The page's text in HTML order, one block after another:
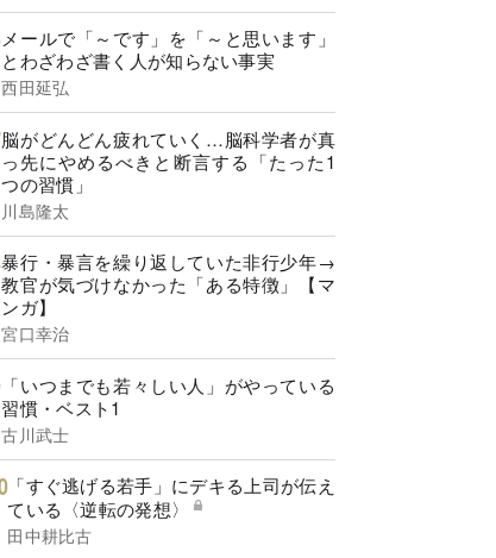
メールで「～です」を「～と思います」
とわざわざ書く人が知らない事実
西田延弘
脳がどんどん疲れていく…脳科学者が真
っ先にやめるべきと断言する「たった1
つの習慣」
川島隆太
暴行・暴言を繰り返していた非行少年→
教官が気づけなかった「ある特徴」【マ
ンガ】
宮口幸治
「いつまでも若々しい人」がやっている
習慣・ベスト1
古川武士
「すぐ逃げる若手」にデキる上司が伝え
ている〈逆転の発想〉
田中耕比古